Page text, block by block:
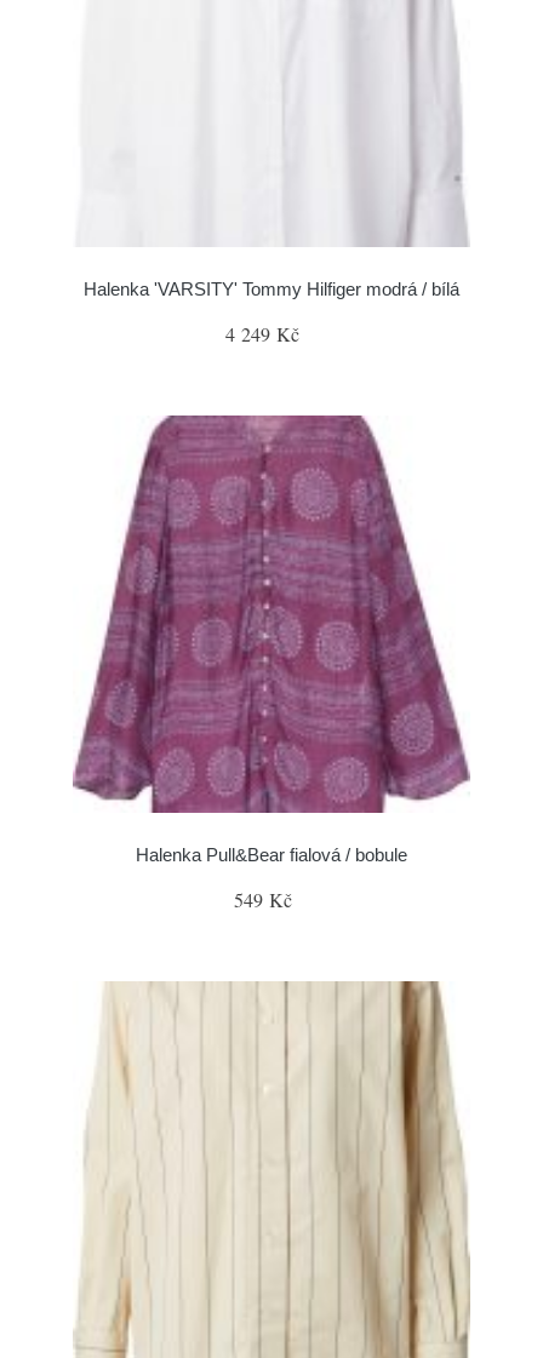
Halenka 'VARSITY' Tommy Hilfiger modrá / bílá
4 249 Kč
Halenka Pull&Bear fialová / bobule
549 Kč